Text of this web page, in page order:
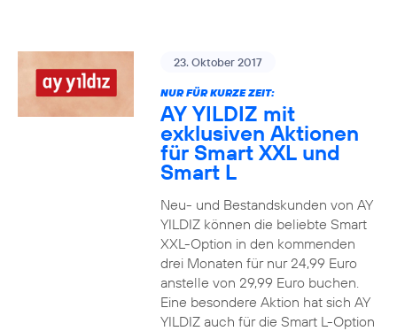
23. Oktober 2017
NUR FÜR KURZE ZEIT:
AY YILDIZ mit
exklusiven Aktionen
für Smart XXL und
Smart L
Neu- und Bestandskunden von AY
YILDIZ können die beliebte Smart
XXL-Option in den kommenden
drei Monaten für nur 24,99 Euro
anstelle von 29,99 Euro buchen.
Eine besondere Aktion hat sich AY
YILDIZ auch für die Smart L-Option